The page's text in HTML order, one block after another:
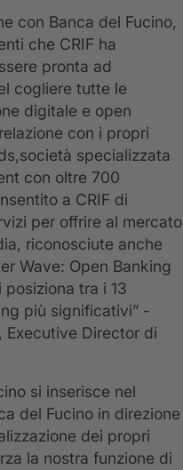
con Banca del Fucino,
che CRIF ha
pronta ad
cogliere tutte le
digitale e open
con i propri
specializzata
con oltre 700
a CRIF di
per offrire al mercato
riconosciute anche
Wave: Open Banking
tra i 13
più significativi” -
, Executive Director di
si inserisce nel
del Fucino in direzione
dei propri
la nostra funzione di